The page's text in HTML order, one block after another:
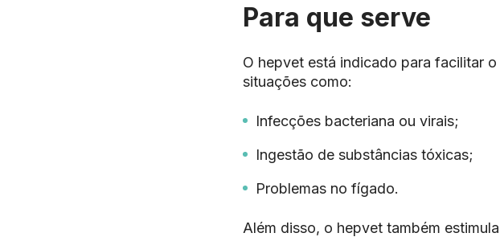
Para que serve
O hepvet está indicado para facilitar
situações como:
Infecções bacteriana ou virais;
Ingestão de substâncias tóxicas;
Problemas no fígado.
Além disso, o hepvet também